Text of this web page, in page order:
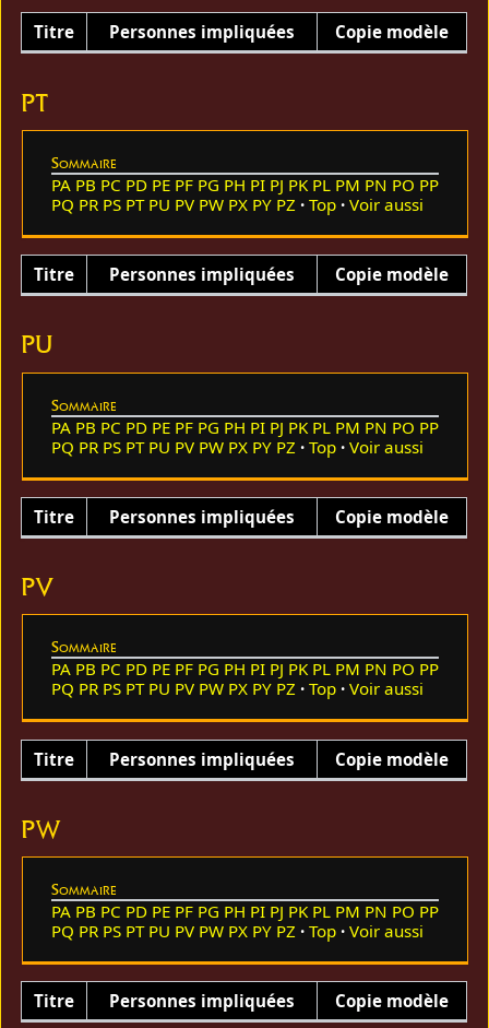
Titre Personnes impliquées Copie modèle
PT
Sommaire
PA PB PC PD PE PF PG PH PI PJ PK PL PM PN PO PP
PQ PR PS PT PU PV PW PX PY PZ Top Voir aussi
Titre Personnes impliquées Copie modèle
PU
Sommaire
PA PB PC PD PE PF PG PH PI PJ PK PL PM PN PO PP
PQ PR PS PT PU PV PW PX PY PZ Top Voir aussi
Titre Personnes impliquées Copie modèle
PV
Sommaire
PA PB PC PD PE PF PG PH PI PJ PK PL PM PN PO PP
PQ PR PS PT PU PV PW PX PY PZ Top Voir aussi
Titre Personnes impliquées Copie modèle
PW
Sommaire
PA PB PC PD PE PF PG PH PI PJ PK PL PM PN PO PP
PQ PR PS PT PU PV PW PX PY PZ Top Voir aussi
Titre Personnes impliquées Copie modèle